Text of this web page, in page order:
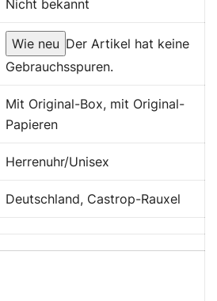
Nicht bekannt
Wie neu Der Artikel hat keine
Gebrauchsspuren.
Mit Original-Box, mit Original-
Papieren
Herrenuhr/Unisex
Deutschland, Castrop-Rauxel